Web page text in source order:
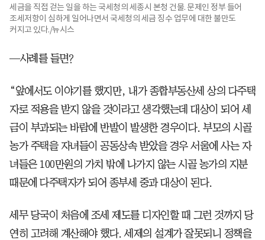
세금을 직접 걷는 일을 하는 국세청의 세종시 본청 건물. 문제인 정부 들어
조세저항이 심하게 일어나면서 국세청의 세금 징수 업무에 대한 불만도
커지고 있다./뉴시스
—사례를 들면?
“앞에서도 이야기를 했지만, 내가 종합부동산세 상의 다주택
자로 적용을 받지 않을 것이라고 생각했는데 대상이 되어 세
금이 부과되는 바람에 반발이 발생한 경우이다. 부모의 시골
농가 주택을 자녀들이 공동상속 받았을 경우 서울에 사는 자
녀들은 100만원의 가치 밖에 나가지 않는 시골 농가의 지분
때문에 다주택자가 되어 종부세 중과 대상이 된다.
세무 당국이 처음에 조세 제도를 디자인할 때 그런 것까지 당
연히 고려해 계산해야 했다. 세제의 설계가 잘못되니 정책을